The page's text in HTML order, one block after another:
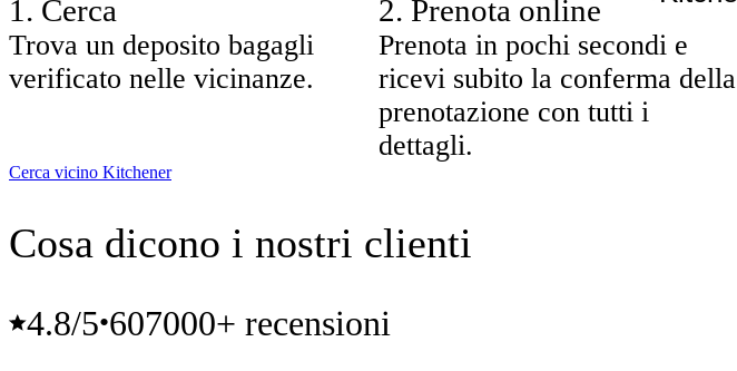
1 . Cerca
Trova un deposito bagagli
verificato nelle vicinanze.
2. Prenota online
Prenota in pochi secondi e
ricevi subito la conferma della
prenotazione con tutti i
dettagli.
Cerca vicino Kitchener
Cosa dicono i nostri clienti
4.8/5•607000+ recensioni